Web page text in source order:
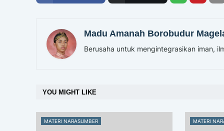
Madu Amanah Borobudur
Berusaha untuk mengintegrasikan iman,
YOU MIGHT LIKE
MATERI NARASUMBER MATERI